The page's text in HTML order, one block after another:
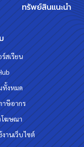
ทรัพย์สินแนะนำ
สเรียน
ทั้งหมด
าษีอากร
โฆษณา
งานเว็บไซต์